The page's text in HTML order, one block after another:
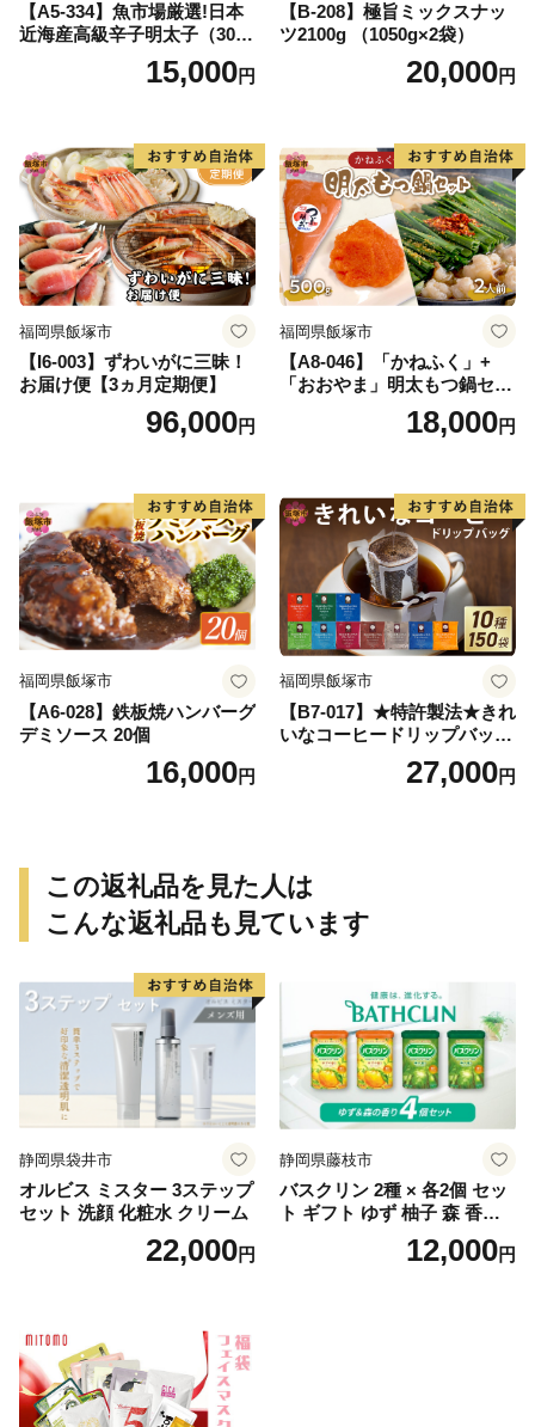
【A5-334】魚市場厳選!日本
近海産高級辛子明太子（300
15,000円
【B-208】極旨ミックスナッ
ツ2100g （1050g×2袋）
20,000円
福岡県飯塚市
【I6-003】ずわいがに三昧！
お届け便【3ヵ月定期便】
96,000円
福岡県飯塚市
【A8-046】「かねふく」+
「おおやま」明太もつ鍋セッ
ト(絞って使える明太子500g
18,000円
福岡県飯塚市
【A6-028】鉄板焼ハンバーグ
デミソース 20個
16,000円
福岡県飯塚市
【B7-017】★特許製法★きれ
いなコーヒードリップバッグ
（10種・150袋）27,000円
この返礼品を見た人は
こんな返礼品も見ています
静岡県袋井市
オルビス ミスター 3ステップ
セット 洗顔 化粧水 クリーム
22,000円
静岡県藤枝市
バスクリン 2種 × 各2個 セッ
ト ギフト ゆず 柚子 森 香り
日用品 お風呂 バス用品 温活
アロマ 香り まとめ買い静岡
12,000円